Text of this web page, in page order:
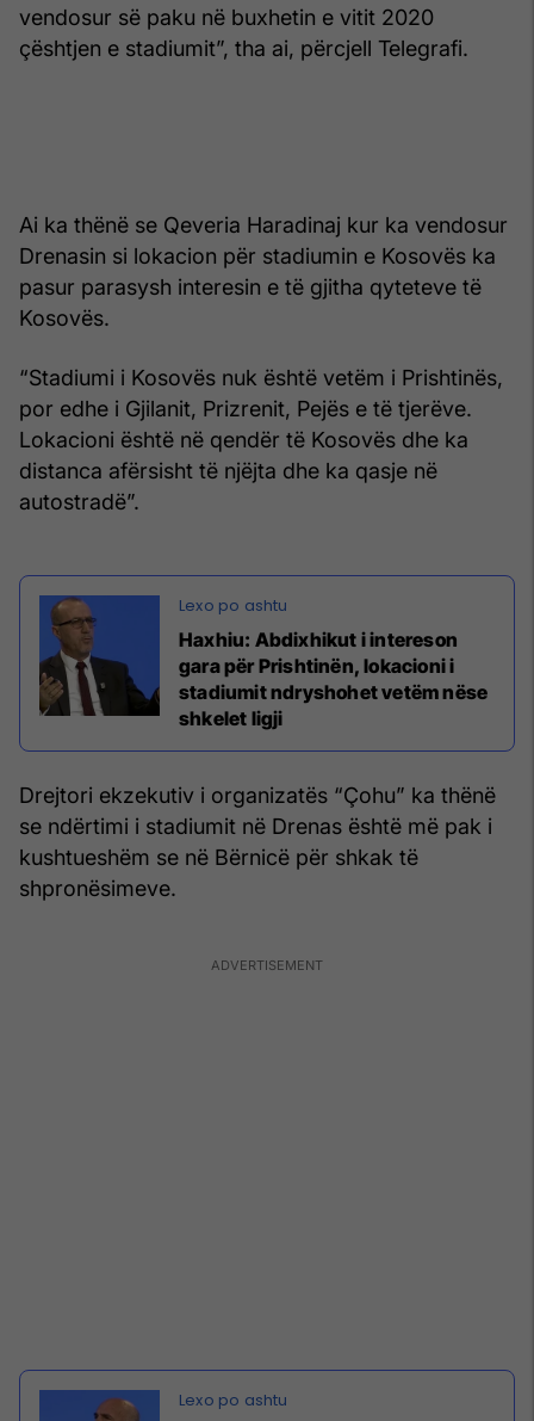
vendosur së paku në buxhetin e vitit 2020
çështjen e stadiumit”, tha ai, përcjell Telegrafi.
Ai ka thënë se Qeveria Haradinaj kur ka vendosur
Drenasin si lokacion për stadiumin e Kosovës ka
pasur parasysh interesin e të gjitha qyteteve të
Kosovës.
“Stadiumi i Kosovës nuk është vetëm i Prishtinës,
por edhe i Gjilanit, Prizrenit, Pejës e të tjerëve.
Lokacioni është në qendër të Kosovës dhe ka
distanca afërsisht të njëjta dhe ka qasje në
autostradë”.
Haxhiu: Abdixhikut i intereson
gara për Prishtinën, lokacioni i
stadiumit ndryshohet vetëm nëse
shkelet ligji
Drejtori ekzekutiv i organizatës “Çohu” ka thënë
se ndërtimi i stadiumit në Drenas është më pak i
kushtueshëm se në Bërnicë për shkak të
shpronësimeve.